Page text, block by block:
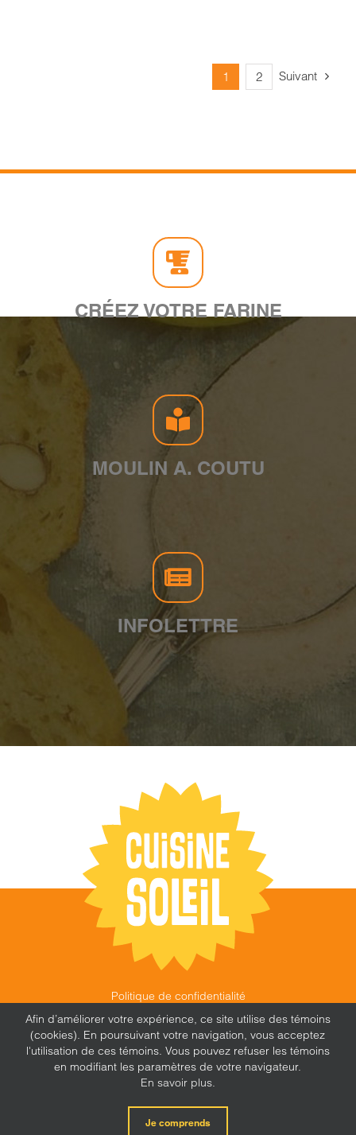
1 2 Suivant
CRÉEZ VOTRE FARINE
MOULIN A. COUTU
INFOLETTRE
Politique de confidentialité
©
CUISINE SOLEIL 2026 |
FEU FOLLET - DESIGN •
WEB • MARKETING
X Facebook
Afin d’améliorer votre expérience, ce site utilise des témoins
(cookies). En poursuivant votre navigation, vous acceptez
l'utilisation de ces témoins. Vous pouvez refuser les témoins
en modifiant les paramètres de votre navigateur.
En savoir plus.
Je comprends